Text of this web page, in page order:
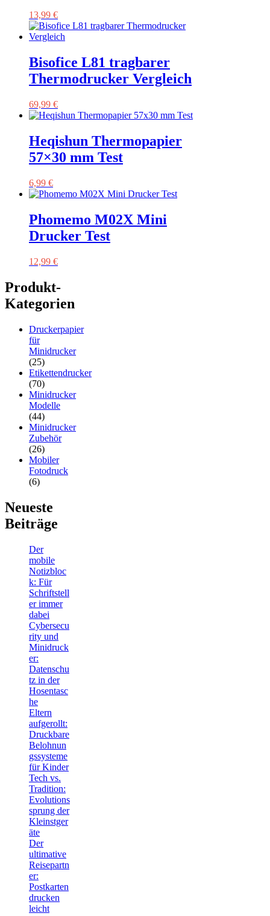
13,99 €
Bisofice L81 tragbarer
Thermodrucker Vergleich
69,99 €
Heqishun Thermopapier
57×30 mm Test
6,99 €
Phomemo M02X Mini
Drucker Test
12,99 €
Produkt-
Kategorien
Druckerpapier
für
Minidrucker
(25)
Etikettendrucker
(70)
Minidrucker
Modelle
(44)
Minidrucker
Zubehör
(26)
Mobiler
Fotodruck
(6)
Neueste
Beiträge
Der
mobile
Notizbloc
k: Für
Schriftstell
er immer
dabei
Cybersecu
rity und
Minidruck
er:
Datenschu
tz in der
Hosentasc
he
Eltern
aufgerollt:
Druckbare
Belohnun
gssysteme
für Kinder
Tech vs.
Tradition:
Evolutions
sprung der
Kleinstger
äte
Der
ultimative
Reisepartn
er:
Postkarten
drucken
leicht